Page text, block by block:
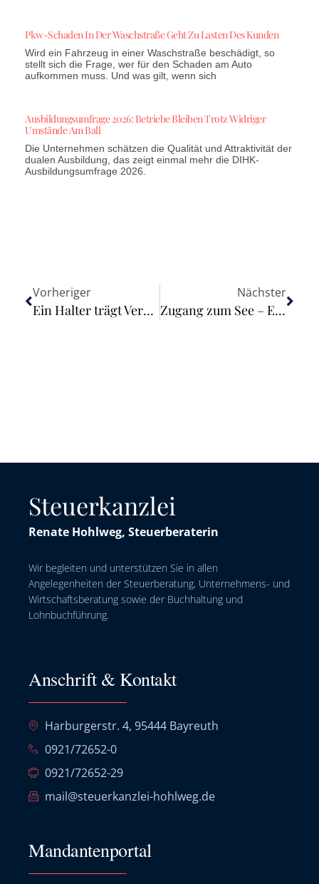
Pkw-Schaden In Der Waschstraße Geht Zu Lasten Des Kunden
Wird ein Fahrzeug in einer Waschstraße beschädigt, so
stellt sich die Frage, wer für den Schaden am Auto
aufkommen muss. Und was gilt, wenn sich
Ausbildungsumfrage 2026: Betriebe Bleiben Trotz Widriger
Umstände Am Ball
Die Unternehmen schätzen die Qualität und Attraktivität der
dualen Ausbildung, das zeigt einmal mehr die DIHK-
Ausbildungsumfrage 2026.
Vorheriger
Ein Halter trägt Verantwortung für ein Tier als Mitgeschöpf
Nächster
Zugang zum See – Einräumung eines Notwegerechts
Steuerkanzlei
Renate Hohlweg, Steuerberaterin
Wir begleiten und unterstützen Sie in allen
Angelegenheiten der Steuerberatung, Unternehmens- und
Wirtschaftsberatung sowie der Buchhaltung und
Lohnbuchführung.
Anschrift & Kontakt
Harburgerstr. 4, 95444 Bayreuth
0921/72652-0
0921/72652-29
mail@steuerkanzlei-hohlweg.de
Mandantenportal